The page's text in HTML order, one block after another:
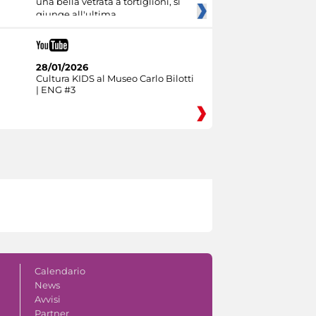
giunge all'ultima
28/01/2026
Cultura KIDS al Museo Carlo Bilotti
| ENG #3
Calendario
News
Avvisi
Partner